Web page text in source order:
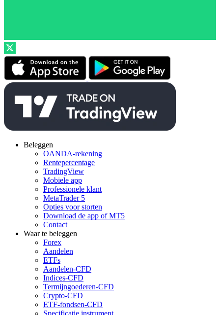
Beleggen
OANDA-rekening
Rentepercentage
TradingView
Mobiele app
Professionele klant
MetaTrader 5
Opties voor storten
Download de app of MT5
Contact
Waar te beleggen
Forex
Aandelen
ETFs
Aandelen-CFD
Indices-CFD
Termijngoederen-CFD
Crypto-CFD
ETF-fondsen-CFD
Specificatie instrument